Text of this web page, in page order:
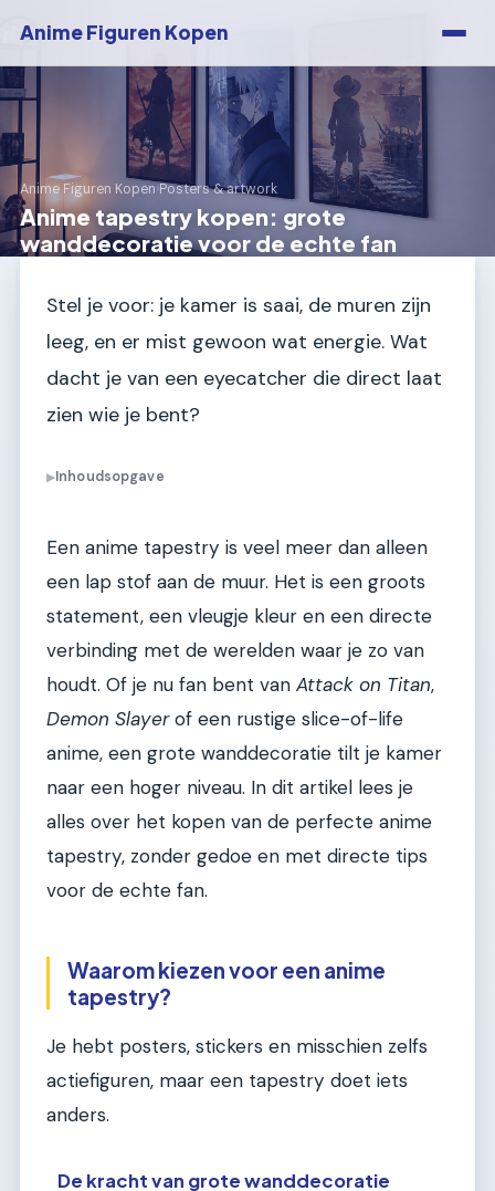
Anime Figuren Kopen
Anime Figuren Kopen›Posters & artwork
Anime tapestry kopen: grote
wanddecoratie voor de echte fan
Stel je voor: je kamer is saai, de muren zijn
leeg, en er mist gewoon wat energie. Wat
dacht je van een eyecatcher die direct laat
zien wie je bent?
▶Inhoudsopgave
Een anime tapestry is veel meer dan alleen
een lap stof aan de muur. Het is een groots
statement, een vleugje kleur en een directe
verbinding met de werelden waar je zo van
houdt. Of je nu fan bent van Attack on Titan,
Demon Slayerof een rustige slice-of-life
anime, een grote wanddecoratie tilt je kamer
naar een hoger niveau. In dit artikel lees je
alles over het kopen van de perfecte anime
tapestry, zonder gedoe en met directe tips
voor de echte fan.
Waarom kiezen voor een anime
tapestry?
Je hebt posters, stickers en misschien zelfs
actiefiguren, maar een tapestry doet iets
anders.
De kracht van grote wanddecoratie